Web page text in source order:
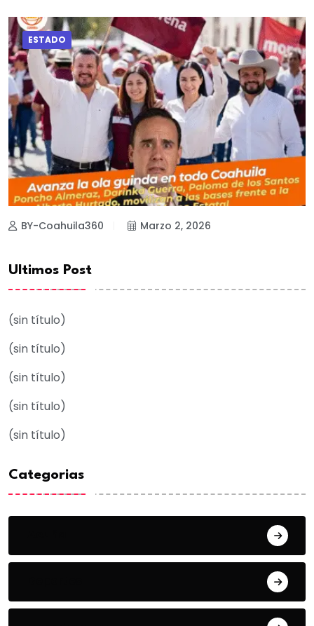
ESTADO
BY-Coahuila360 Marzo 2, 2026
Ultimos Post
(sin título)
(sin título)
(sin título)
(sin título)
(sin título)
Categorias